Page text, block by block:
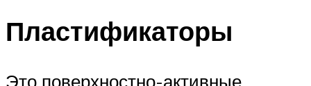
Пластификаторы
Это поверхностно-активные